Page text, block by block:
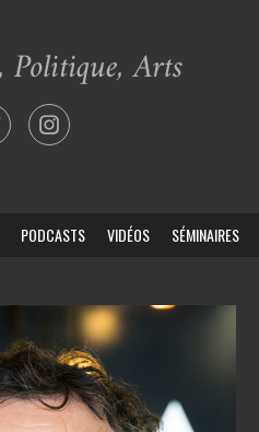
PODCASTS VIDÉOS SÉMINAIRES